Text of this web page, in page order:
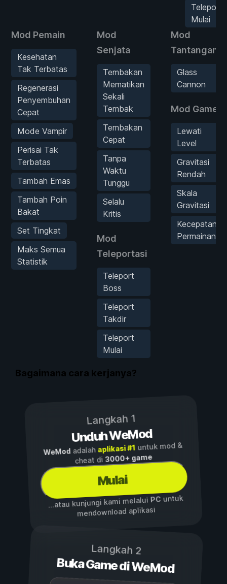
Teleport
Mulai
Mod Pemain
Kesehatan
Tak Terbatas
Regenerasi
Penyembuhan
Cepat
Mode Vampir
Perisai Tak
Terbatas
Tambah Emas
Tambah Poin
Bakat
Set Tingkat
Maks Semua
Statistik
Mod
Senjata
Tembakan
Mematikan
Sekali
Tembak
Tembakan
Cepat
Tanpa
Waktu
Tunggu
Selalu
Kritis
Mod
Teleportasi
Teleport
Boss
Teleport
Takdir
Teleport
Mulai
Mod
Tantangan
Glass
Cannon
Mod Game
Lewati
Level
Gravitasi
Rendah
Skala
Gravitasi
Kecepatan
Permainan
Bagaimana cara kerjanya?
Langkah 1
Unduh WeMod
WeModadalah aplikasi #1untuk mod &
cheat di3000+ game
Mulai
...atau kunjungi kami melalui PCuntuk
mendownload aplikasi
Langkah 2
Buka Game di WeMod